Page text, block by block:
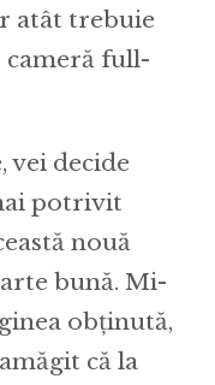
atât trebuie
cameră full-
vei decide
potrivit
nouă
bună. Mi-
obținută,
că la